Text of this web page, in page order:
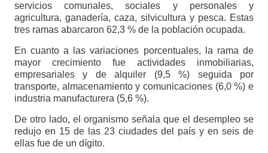
servicios comunales, sociales y personales y
agricultura, ganadería, caza, silvicultura y pesca. Estas
tres ramas abarcaron 62,3 % de la población ocupada.
En cuanto a las variaciones porcentuales, la rama de
mayor crecimiento fue actividades inmobiliarias,
empresariales y de alquiler (9,5 %) seguida por
transporte, almacenamiento y comunicaciones (6,0 %) e
industria manufacturera (5,6 %).
De otro lado, el organismo señala que el desempleo se
redujo en 15 de las 23 ciudades del país y en seis de
ellas fue de un dígito.